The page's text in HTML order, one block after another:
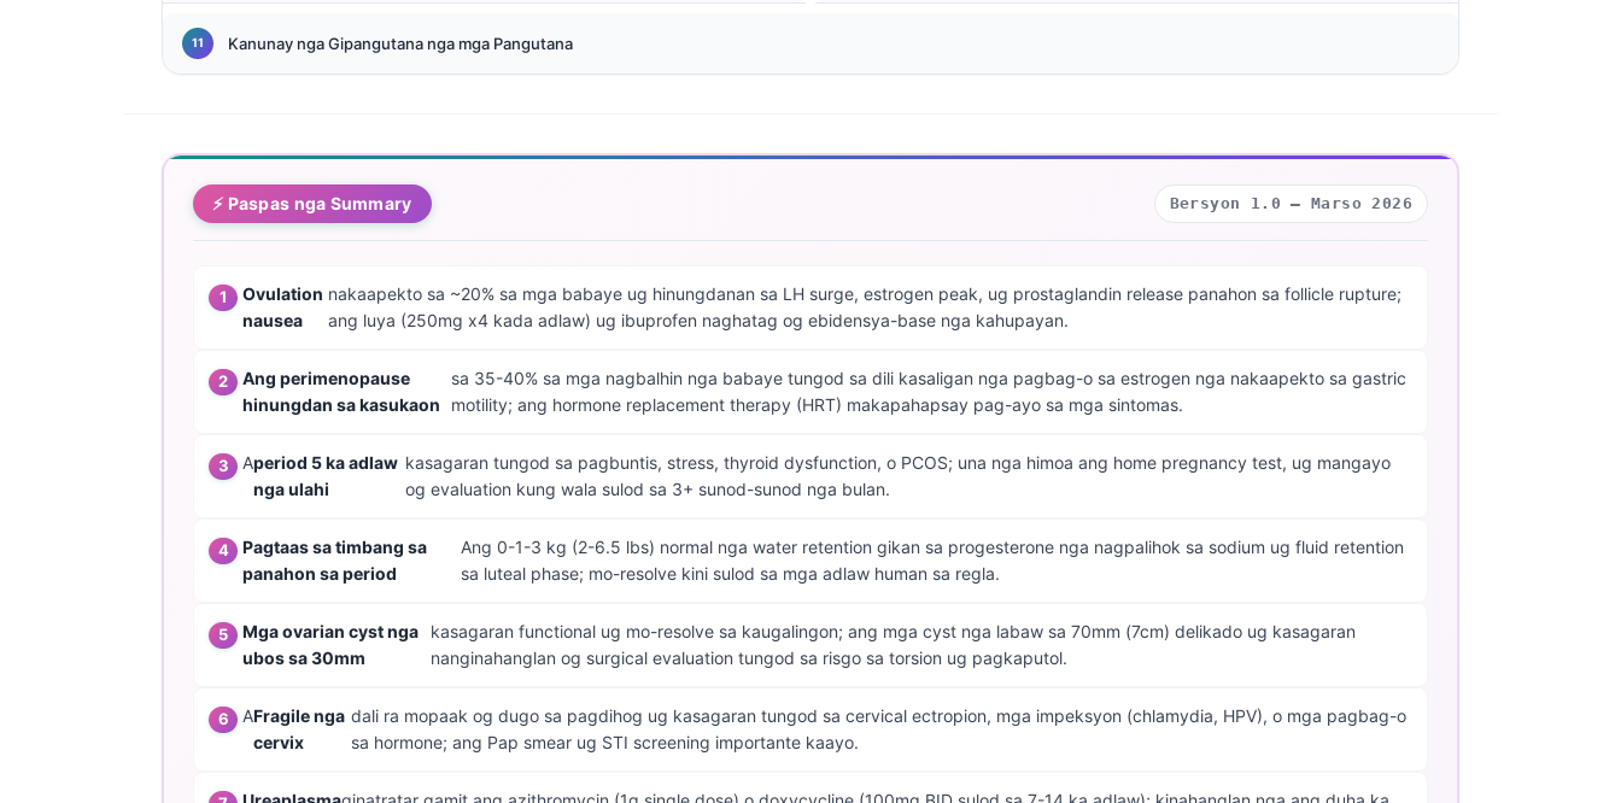
Kanunay nga Gipangutana nga mga Pangutana
⚡ Paspas nga Summary Bersyon 1.0 — Marso 2026
Ovulation
nausea
nakaapekto sa ~20% sa mga babaye ug hinungdanan sa LH surge, estrogen peak, ug prostaglandin release panahon sa follicle rupture;
ang luya (250mg x4 kada adlaw) ug ibuprofen naghatag og ebidensya-base nga kahupayan.
Ang perimenopause
hinungdan sa kasukaon
sa 35-40% sa mga nagbalhin nga babaye tungod sa dili kasaligan nga pagbag-o sa estrogen nga nakaapekto sa gastric
motility; ang hormone replacement therapy (HRT) makapahapsay pag-ayo sa mga sintomas.
Aperiod 5 ka adlaw
nga ulahi
kasagaran tungod sa pagbuntis, stress, thyroid dysfunction, o PCOS; una nga himoa ang home pregnancy test, ug mangayo
og evaluation kung wala sulod sa 3+ sunod-sunod nga bulan.
Pagtaas sa timbang sa
panahon sa period
Ang 0-1-3 kg (2-6.5 lbs) normal nga water retention gikan sa progesterone nga nagpalihok sa sodium ug fluid retention
sa luteal phase; mo-resolve kini sulod sa mga adlaw human sa regla.
Mga ovarian cyst nga
ubos sa 30mm
kasagaran functional ug mo-resolve sa kaugalingon; ang mga cyst nga labaw sa 70mm (7cm) delikado ug kasagaran
nanginahanglan og surgical evaluation tungod sa risgo sa torsion ug pagkaputol.
AFragile nga
cervix
dali ra mopaak og dugo sa pagdihog ug kasagaran tungod sa cervical ectropion, mga impeksyon (chlamydia, HPV), o mga pagbag-o
sa hormone; ang Pap smear ug STI screening importante kaayo.
ქართული
Lietuvių kalba
한국어
Slovenščina
Magyar
Shqip
اردو
తెలుగు
ગુજરાતી
Tiếng Việt